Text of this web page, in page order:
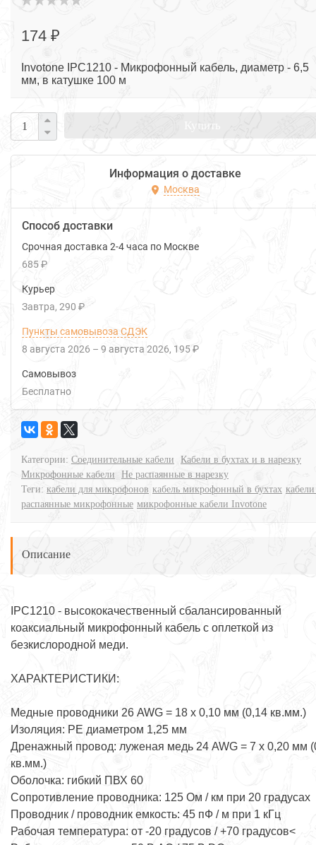
174 ₽
Invotone IPC1210 - Микрофонный кабель, диаметр - 6,5
мм, в катушке 100 м
Купить
Информация о доставке
Москва
Способ доставки
Срочная доставка 2-4 часа по Москве
685 ₽
Курьер
Завтра 290 ₽
Пункты самовывоза СДЭК
8 августа 2026 – 9 августа 2026 195 ₽
Самовывоз
Бесплатно
Категории: Соединительные кабели
Кабели в бухтах и в нарезку
Микрофонные кабели
Не распаянные в нарезку
Теги: кабели для микрофонов кабель микрофонный в бухтах
распаянные микрофонные микрофонные кабели Invotone
Описание
IPC1210 - высококачественный сбалансированный
коаксиальный микрофонный кабель с оплеткой из
безкислородной меди.
ХАРАКТЕРИСТИКИ:
Медные проводники 26 AWG = 18 х 0,10 мм (0,14 кв.мм.)
Изоляция: PE диаметром 1,25 мм
Дренажный провод: луженая медь 24 AWG = 7 х 0,20 мм
кв.мм.)
Оболочка: гибкий ПВХ 60
Сопротивление проводника: 125 Ом / км при 20 градусах
Проводник / проводник емкость: 45 пФ / м при 1 кГц
Рабочая температура: от -20 градусов / +70 градусов<